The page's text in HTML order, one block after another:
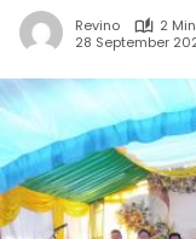
Revino
2
28 September